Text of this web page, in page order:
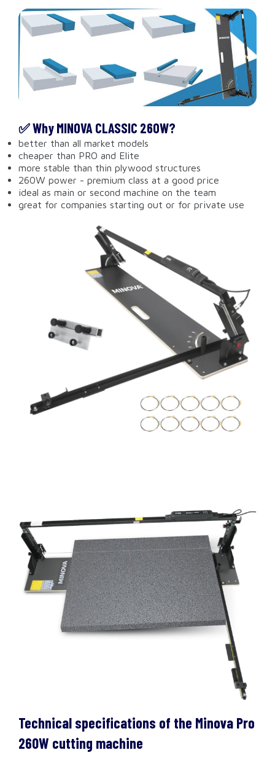
✅ Why MINOVA CLASSIC 260W?
better than all market models
cheaper than PRO and Elite
more stable than thin plywood structures
260W power - premium class at a good price
ideal as main or second machine on the team
great for companies starting out or for private use
Technical specifications of the Minova Pro
260W cutting machine